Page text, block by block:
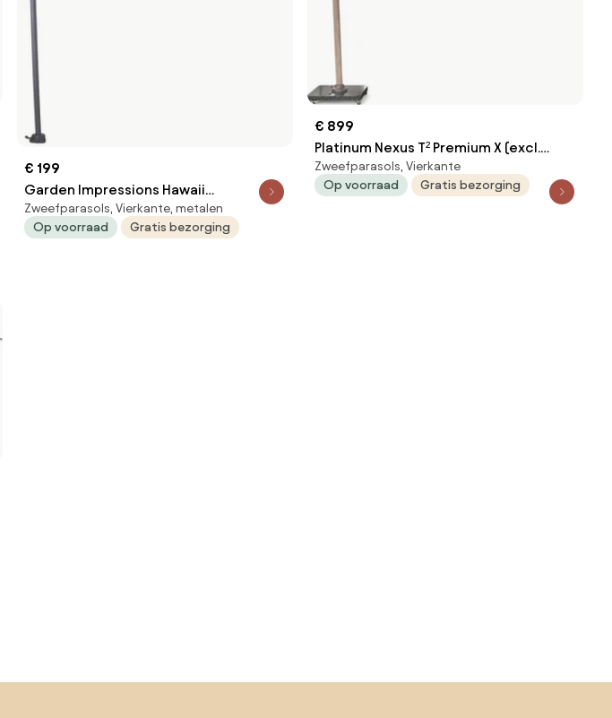
€ 199
Garden Impressions Hawaii
zweefparasol S 250x250 - donker grijs
- zand
Zweefparasols, Vierkante, metalen
Op voorraad
Gratis bezorging
€ 899
Platinum Nexus T² Premium X (excl.
Voet) Mocha Taupe
Zweefparasols, Vierkante
Op voorraad
Gratis bezorging